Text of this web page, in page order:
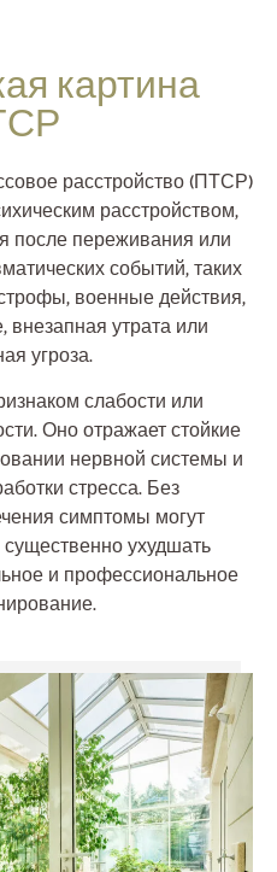
картина
расстройство (ПТСР)
расстройством,
после переживания или
событий, таких
военные действия,
утрата или
угроза.
слабости или
Оно отражает стойкие
нервной системы и
стресса. Без
симптомы могут
ухудшать
и профессиональное